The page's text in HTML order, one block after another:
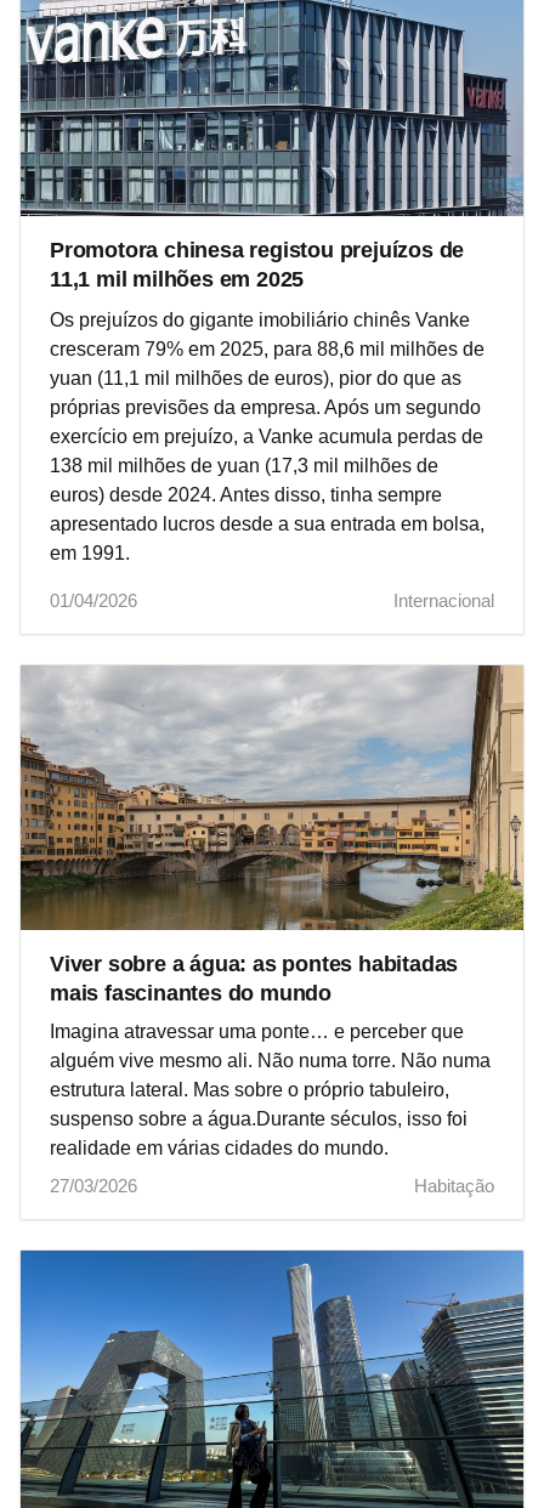
Promotora chinesa registou prejuízos de
11,1 mil milhões em 2025
Os prejuízos do gigante imobiliário chinês Vanke
cresceram 79% em 2025, para 88,6 mil milhões de
yuan (11,1 mil milhões de euros), pior do que as
próprias previsões da empresa. Após um segundo
exercício em prejuízo, a Vanke acumula perdas de
138 mil milhões de yuan (17,3 mil milhões de
euros) desde 2024. Antes disso, tinha sempre
apresentado lucros desde a sua entrada em bolsa,
em 1991.
01/04/2026 Internacional
Viver sobre a água: as pontes habitadas
mais fascinantes do mundo
Imagina atravessar uma ponte… e perceber que
alguém vive mesmo ali. Não numa torre. Não numa
estrutura lateral. Mas sobre o próprio tabuleiro,
suspenso sobre a água.Durante séculos, isso foi
realidade em várias cidades do mundo.
27/03/2026
Habitação